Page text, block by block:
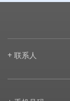
+ 联系人